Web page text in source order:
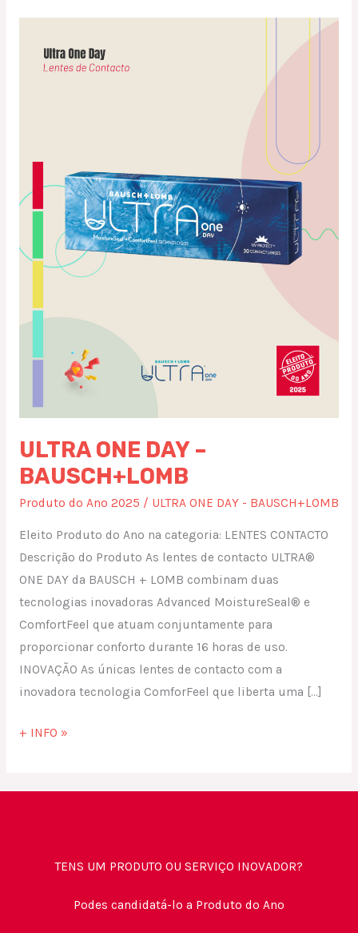
ULTRA ONE DAY –
BAUSCH+LOMB
Produto do Ano 2025 / ULTRA ONE DAY - BAUSCH+LOMB
Eleito Produto do Ano na categoria: LENTES CONTACTO
Descrição do Produto As lentes de contacto ULTRA®
ONE DAY da BAUSCH + LOMB combinam duas
tecnologias inovadoras Advanced MoistureSeal® e
ComfortFeel que atuam conjuntamente para
proporcionar conforto durante 16 horas de uso.
INOVAÇÃO As únicas lentes de contacto com a
inovadora tecnologia ComforFeel que liberta uma […]
+ INFO »
TENS UM PRODUTO OU SERVIÇO INOVADOR?
Podes candidatá-lo a Produto do Ano